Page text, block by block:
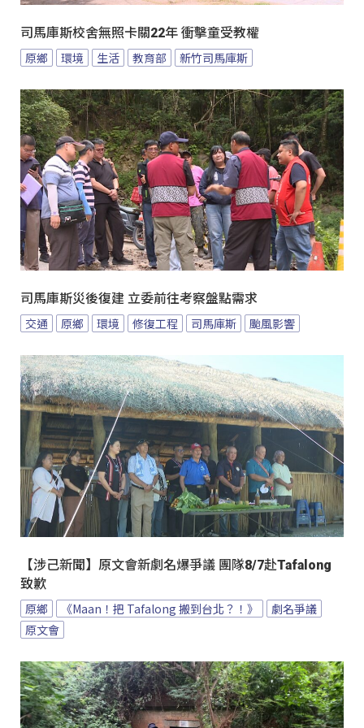
司馬庫斯校舍無照卡關22年 衝擊童受教權
原鄉 環境 生活 教育部 新竹司馬庫斯
司馬庫斯災後復建 立委前往考察盤點需求
交通 原鄉 環境 修復工程 司馬庫斯 颱風影響
【涉己新聞】原文會新劇名爆爭議 團隊8/7赴Tafalong
致歉
原鄉 《Maan！把 Tafalong 搬到台北？！》
劇名爭議
原文會